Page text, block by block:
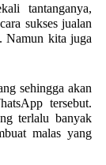
tantanganya,
sukses jualan
Namun kita juga
sehingga akan
tersebut.
terlalu banyak
malas yang